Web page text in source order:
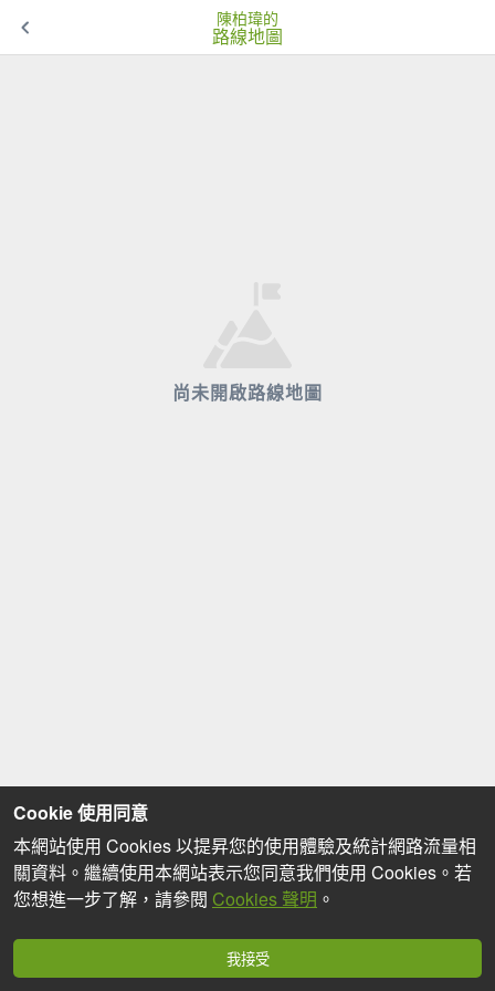
陳柏瑋的
路線地圖
尚未開啟路線地圖
Cookie 使用同意
本網站使用 Cookies 以提昇您的使用體驗及統計網路流量相
關資料。繼續使用本網站表示您同意我們使用 Cookies。若
您想進一步了解，請參閱 Cookies 聲明 。
我接受